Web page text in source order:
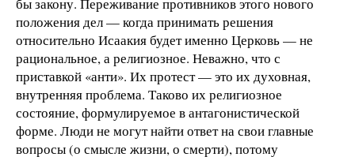
бы закону. Переживание противников этого нового
положения дел — когда принимать решения
относительно Исаакия будет именно Церковь — не
рациональное, а религиозное. Неважно, что с
приставкой «анти». Их протест — это их духовная,
внутренняя проблема. Таково их религиозное
состояние, формулируемое в антагонистической
форме. Люди не могут найти ответ на свои главные
вопросы (о смысле жизни, о смерти), потому